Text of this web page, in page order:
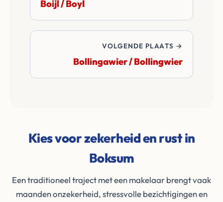
Boijl / Boyl
VOLGENDE PLAATS →
Bollingawier / Bollingwier
Kies voor zekerheid en rust in
Boksum
Een traditioneel traject met een makelaar brengt vaak
maanden onzekerheid, stressvolle bezichtigingen en